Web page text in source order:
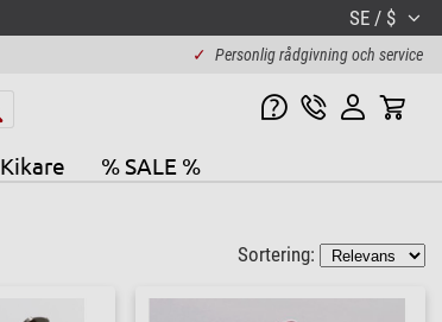
SE / $
✓ Personlig rådgivning och service
Kikare % SALE %
Sortering: